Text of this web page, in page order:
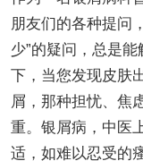
朋友们的各种提问
少”的疑问，总是
下，当您发现皮肤
屑，那种担忧、焦
重。银屑病，中医
适，如难以忍受的